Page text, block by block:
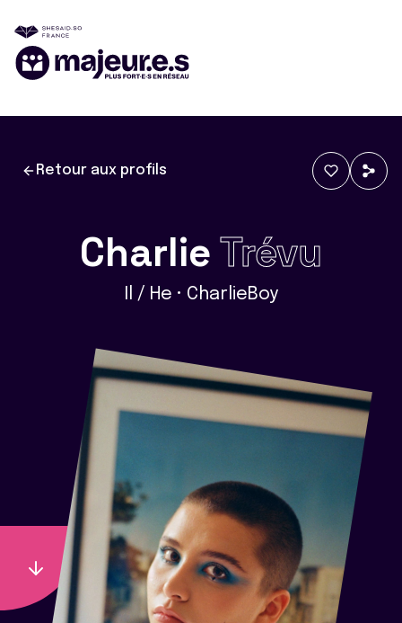
Retour aux profils
CharlieTrévu
Il / He • CharlieBoy